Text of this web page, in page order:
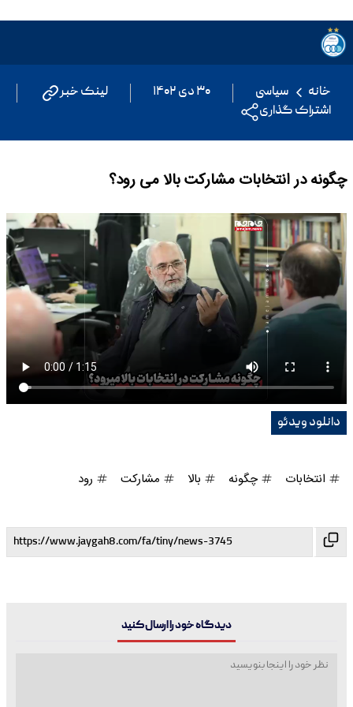
خانه سیاسی ۳۰ دی ۱۴۰۲
لینک خبر
اشتراک گذاری
چگونه در انتخابات مشارکت بالا می رود؟
دانلود ویدئو
انتخابات چگونه بالا مشارکت رود
دیدگاه خود را ارسال کنید